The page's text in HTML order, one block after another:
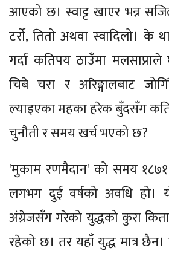
आएको छ। स्वाट्ट खाएर भन्न
टर्रो, तितो अथवा स्वादिलो।
गर्दा कतिपय ठाउँमा
चिबे चरा र अरिङ्गालबाट
ल्याइएका महका हरेक बुँदसँग कति
चुनौती र समय खर्च भएको छ?
'मुकाम रणमैदान' को समय
लगभग दुई वर्षको अवधि हो।
अंग्रेजसँग गरेको युद्धको कुरा
रहेको छ। तर यहाँ युद्ध मात्र